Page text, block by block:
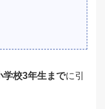
学校3年生までに引